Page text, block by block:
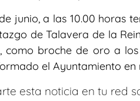
junio, a las 10.00 horas
de Talavera de la
como broche de oro a
el Ayuntamiento
esta noticia en tu red